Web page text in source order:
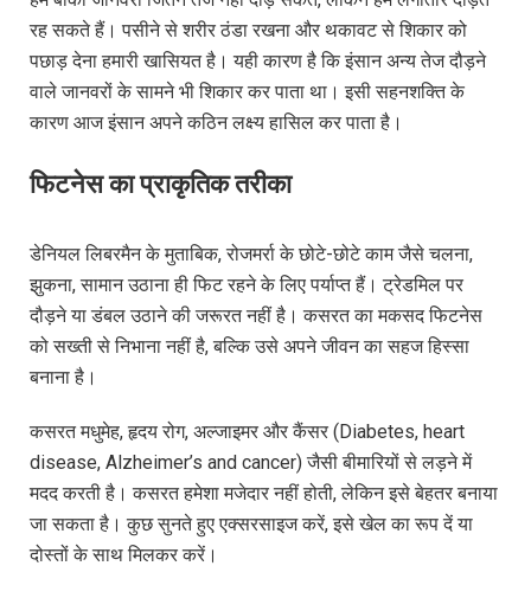
रह सकते हैं। पसीने से शरीर ठंडा रखना और थकावट से शिकार को
पछाड़ देना हमारी खासियत है। यही कारण है कि इंसान अन्य तेज दौड़ने
वाले जानवरों के सामने भी शिकार कर पाता था। इसी सहनशक्ति के
कारण आज इंसान अपने कठिन लक्ष्य हासिल कर पाता है।
फिटनेस का प्राकृतिक तरीका
डेनियल लिबरमैन के मुताबिक, रोजमर्रा के छोटे-छोटे काम जैसे चलना,
झुकना, सामान उठाना ही फिट रहने के लिए पर्याप्त हैं। ट्रेडमिल पर
दौड़ने या डंबल उठाने की जरूरत नहीं है। कसरत का मकसद फिटनेस
को सख्ती से निभाना नहीं है, बल्कि उसे अपने जीवन का सहज हिस्सा
बनाना है।
कसरत मधुमेह, हृदय रोग, अल्जाइमर और कैंसर (Diabetes, heart
disease, Alzheimer’s and cancer) जैसी बीमारियों से लड़ने में
मदद करती है। कसरत हमेशा मजेदार नहीं होती, लेकिन इसे बेहतर बनाया
जा सकता है। कुछ सुनते हुए एक्सरसाइज करें, इसे खेल का रूप दें या
दोस्तों के साथ मिलकर करें।